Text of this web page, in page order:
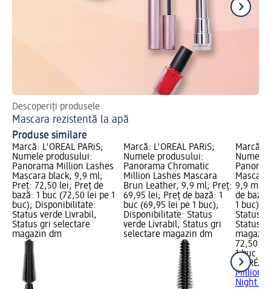
Descoperiți produsele
Mascara rezistentă la apă
Produse similare
Marcă: L'ORÉAL PARiS;
Numele produsului:
Panorama Million Lashes
Mascara black, 9,9 ml;
Preț: 72,50 lei; Preț de
bază: 1 buc (72,50 lei pe 1
buc); Disponibilitate:
Status verde Livrabil,
Status gri selectare
magazin dm
Marcă: L'ORÉAL PARiS;
Numele produsului:
Panorama Chromatic
Million Lashes Mascara
Brun Leather, 9,9 ml; Preț:
69,95 lei; Preț de bază: 1
buc (69,95 lei pe 1 buc);
Disponibilitate: Status
verde Livrabil, Status gri
selectare magazin dm
Marcă:
Numele
9,9 ml;
de
1 buc);
Status
Status
72,50 lei
1 buc
Million
Night